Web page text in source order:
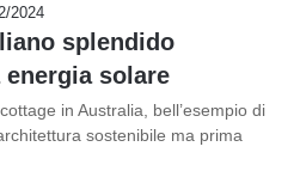
2024
splendido
solare
in Australia, bell’esempio di
sostenibile ma prima